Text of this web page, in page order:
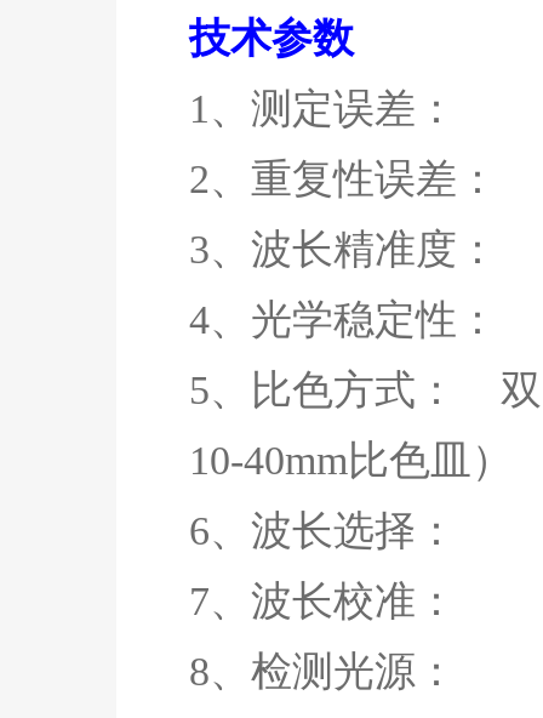
技术参数
1、测定误
2、重复性误
3、波长精准
4、光学稳定性：
5、比色方式： 双
10-40mm比色皿）
6、波长选择
7、波长校
8、检测光源